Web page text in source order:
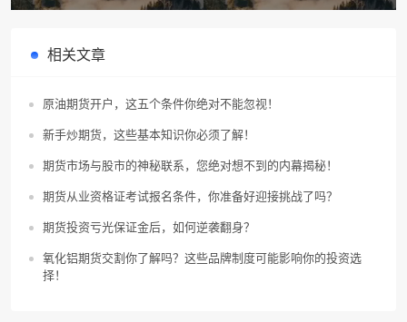
什么是期货?期货市场又是什么?
外期货行情在哪里看?
相关文章
原油期货开户，这五个条件你绝对不能忽视！
新手炒期货，这些基本知识你必须了解！
期货市场与股市的神秘联系，您绝对想不到的内幕揭秘！
期货从业资格证考试报名条件，你准备好迎接挑战了吗？
期货投资亏光保证金后，如何逆袭翻身？
氧化铝期货交割你了解吗？这些品牌制度可能影响你的投资选
择！